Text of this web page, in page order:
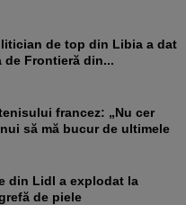
Frontieră din...
să mă bucur de ultimele
de piele